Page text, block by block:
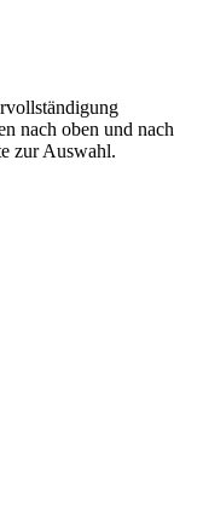
nach oben und nach
zur Auswahl.